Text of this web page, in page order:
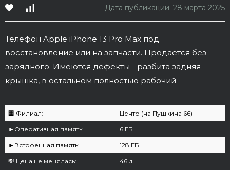
Дата публикации: 28 марта 2025
Телефон Apple iPhone 13 Pro Max под
восстановление или на запчасти. Продается без
зарядного. Имеются дефекты - разбита задняя
крышка, в остальном полностью рабочий
🏢 Филиал: Центр (на Пушкина 66)
►Оперативная память: 6 ГБ
►Встроенная память: 128 ГБ
💸 Цена не менялась: 46 дн.